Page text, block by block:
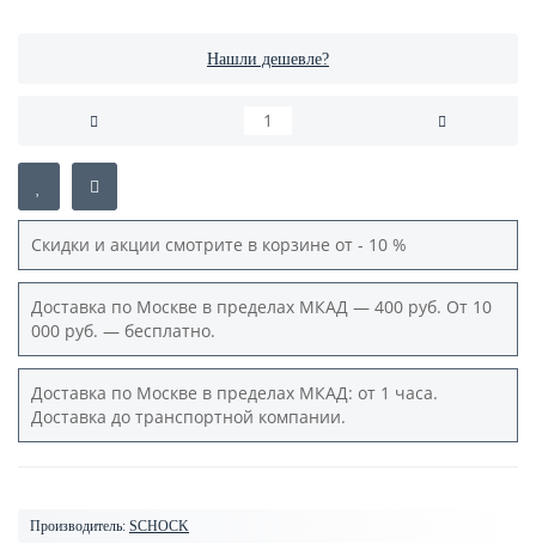
Нашли дешевле?
Скидки и акции смотрите в корзине от - 10 %
Доставка по Москве в пределах МКАД — 400 руб. От 10
000 руб. — бесплатно.
Доставка по Москве в пределах МКАД: от 1 часа.
Доставка до транспортной компании.
Производитель: SCHOCK